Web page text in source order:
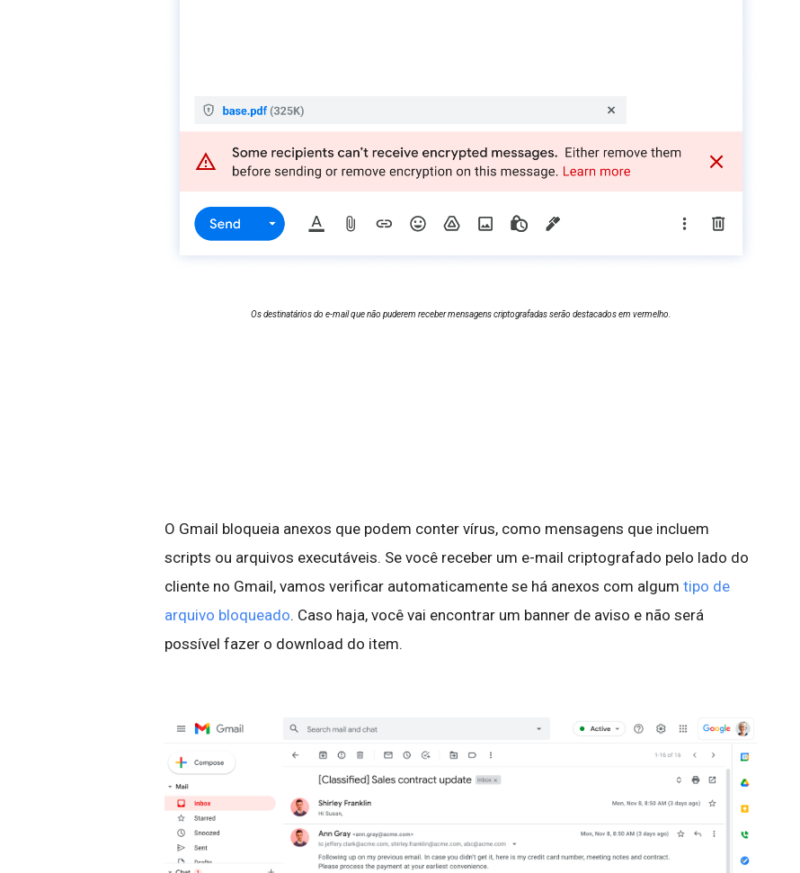
Os destinatários do e-mail que não puderem receber mensagens criptografadas serão destacados em vermelho.
O Gmail bloqueia anexos que podem conter vírus, como mensagens que incluem
scripts ou arquivos executáveis. Se você receber um e-mail criptografado pelo lado do
cliente no Gmail, vamos verificar automaticamente se há anexos com algum tipo de
arquivo bloqueado. Caso haja, você vai encontrar um banner de aviso e não será
possível fazer o download do item.